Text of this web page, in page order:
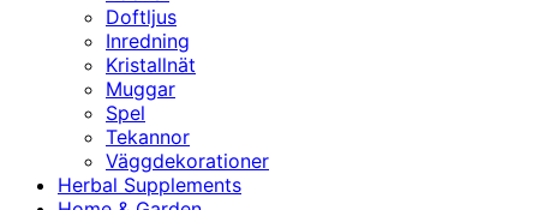
Doftljus
Inredning
Kristallnät
Muggar
Spel
Tekannor
Väggdekorationer
Herbal Supplements